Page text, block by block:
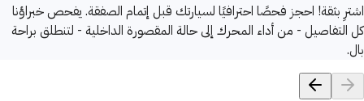
اشترِ بثقة! احجز فحصًا احترافيًا لسيارتك قبل إتمام الصفقة. يفحص خبراؤنا
كل التفاصيل - من أداء المحرك إلى حالة المقصورة الداخلية - لتنطلق براحة
بال.